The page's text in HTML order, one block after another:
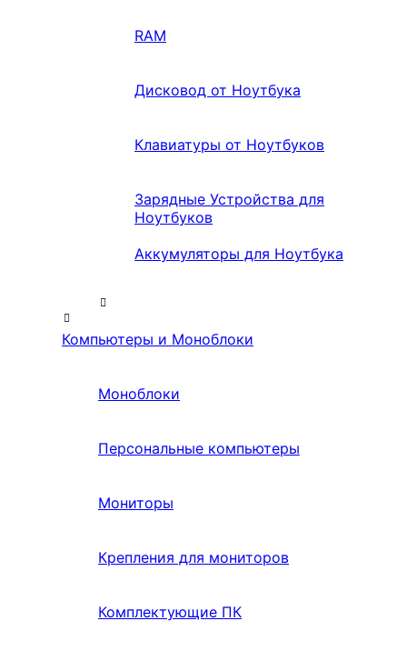
RAM
Дисковод от Ноутбука
Клавиатуры от Ноутбуков
Зарядные Устройства для
Ноутбуков
Аккумуляторы для Ноутбука
Компьютеры и Моноблоки
Моноблоки
Персональные компьютеры
Мониторы
Крепления для мониторов
Комплектующие ПК